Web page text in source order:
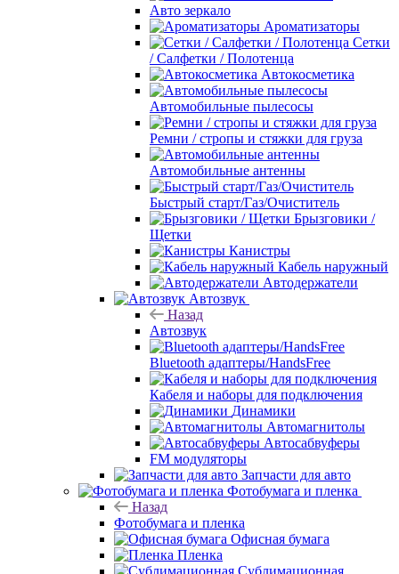
Авто зеркало
Ароматизаторы
Сетки
/ Салфетки / Полотенца
Автокосметика
Автомобильные пылесосы
Ремни / стропы и стяжки для груза
Автомобильные антенны
Быстрый старт/Газ/Очиститель
Брызговики /
Щетки
Канистры
Кабель наружный
Автодержатели
Автозвук
Назад
Автозвук
Bluetooth адаптеры/HandsFree
Кабеля и наборы для подключения
Динамики
Автомагнитолы
Автосабвуферы
FM модуляторы
Запчасти для авто
Фотобумага и пленка
Назад
Фотобумага и пленка
Офисная бумага
Пленка
Сублимационная